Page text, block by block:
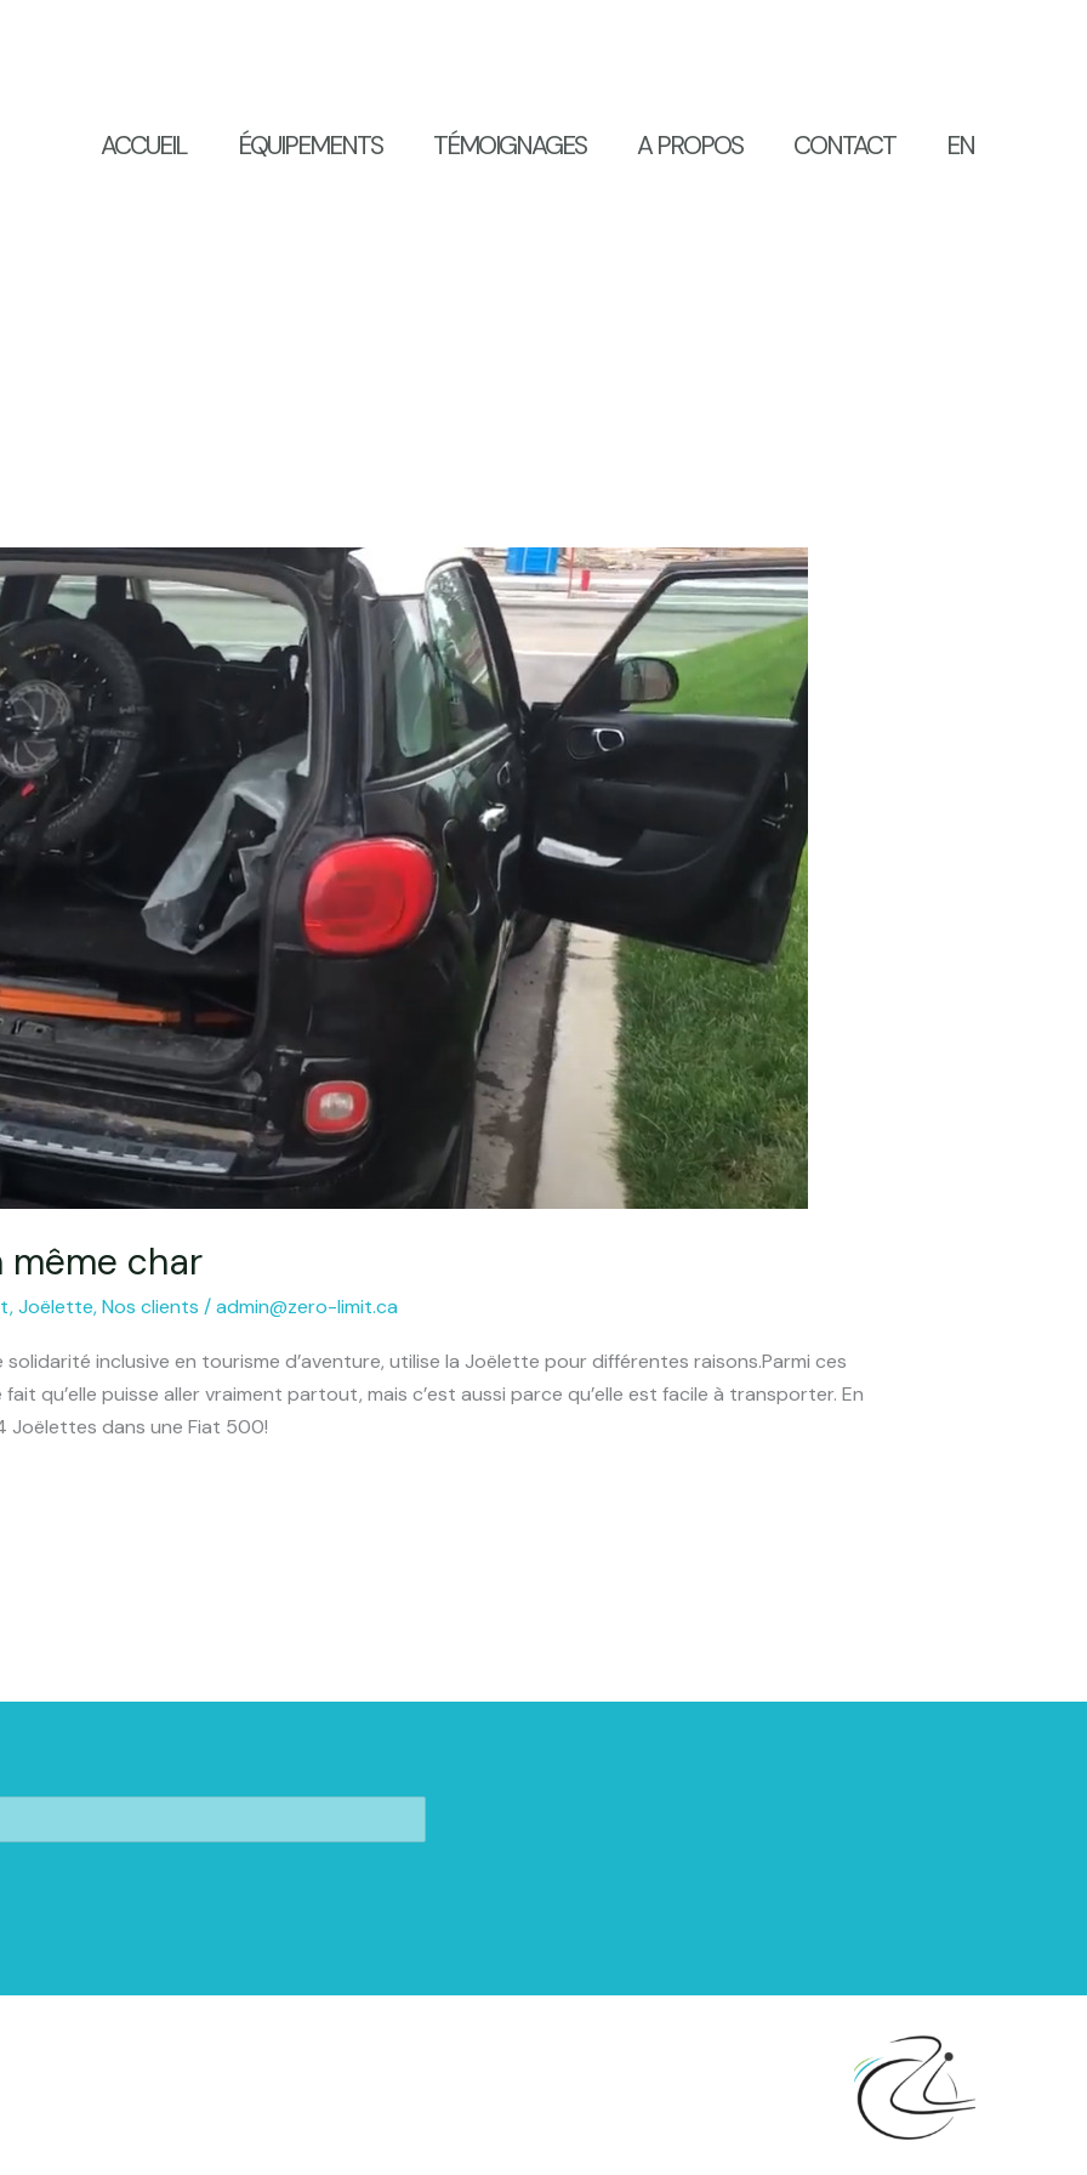
ACCUEIL ÉQUIPEMENTS TÉMOIGNAGES A PROPOS CONTACT EN
même char
,Joëlette,Nos clients /admin@zero-limit.ca
inclusive en tourisme d’aventure, utilise la Joëlette pour différentes raisons.Parmi ces
qu’elle puisse aller vraiment partout, mais c’est aussi parce qu’elle est facile à transporter. En
Joëlettes dans une Fiat 500!